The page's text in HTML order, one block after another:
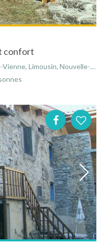
confort
Nouvelle-Aquitaine, France